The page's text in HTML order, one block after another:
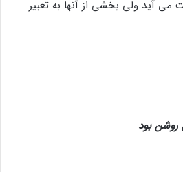
کرد. مثل همان پول‌های نفت که
بود